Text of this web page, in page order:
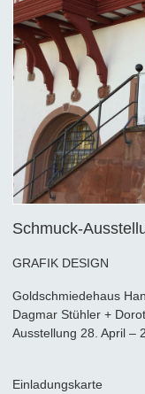
Schmuck-
GRAFIK DESIGN
Goldschmiedehaus
Dagmar Stühler +
Ausstellung 28. April –
Einladungskarte